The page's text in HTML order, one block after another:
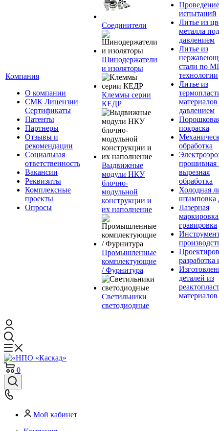
Компания
О компании
СМК Лицензии
Сертификаты
Патенты
Партнеры
Отзывы и
рекомендации
Социальная
ответственность
Вакансии
Реквизиты
Комплексные
проекты
Опросы
Соединители
Шинодержатели
и изоляторы
Клеммы серии
КЕДР
Выдвижные
модули НКУ
блочно-
модульной
конструкции и
их наполнение
Промышленные
комплектующие
/ Фурнитура
Светильники
светодиодные
Проведение
испытаний
Литье из
металла под
давлением
Литье из
стали по
технологии
Литье из
давлением
покраска
обработка
прошивная
вырезная
обработка
Холодная
штамповка
Лазерная
гравировка
разработка
деталей из
материалов
0
Мой кабинет